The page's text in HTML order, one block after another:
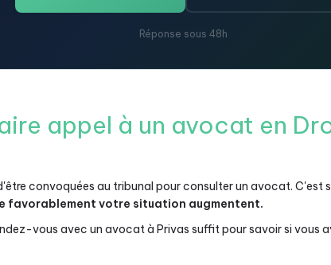
Réponse sous 48h
appel à un avocat en
convoquées au tribunal pour consulter un avocat. C'est
favorablement votre situation augmentent.
vous avec un avocat à Privas suffit pour savoir si vous